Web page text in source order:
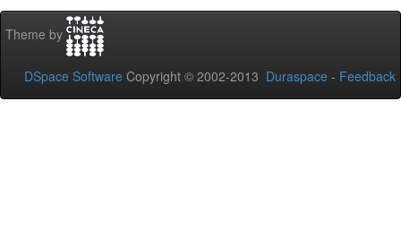
Theme by
DSpace Software Copyright © 2002-2013 Duraspace - Feedback